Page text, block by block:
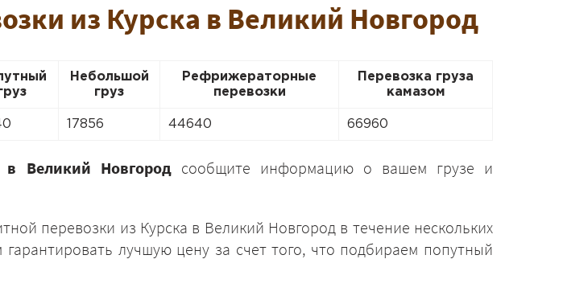
из Курска в Великий Новгород
Небольшой
груз
Рефрижераторные
перевозки
Перевозка груза
камазом
17856 44640 66960
в Великий Новгородсообщите информацию о вашем грузе и
перевозки из Курска в Великий Новгород в течение нескольких
лучшую цену за счет того, что подбираем попутный